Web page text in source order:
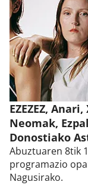
EZEZEZ,
Neomak,
Donostiako
Abuztuaren 8tik
programazio
Nagusirako.